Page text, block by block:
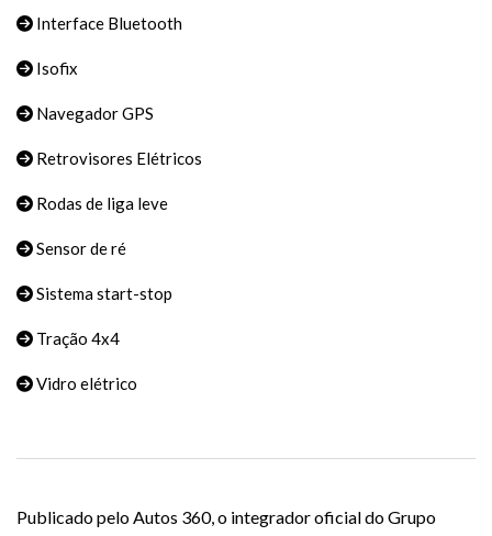
Interface Bluetooth
Isofix
Navegador GPS
Retrovisores Elétricos
Rodas de liga leve
Sensor de ré
Sistema start-stop
Tração 4x4
Vidro elétrico
Publicado pelo Autos 360, o integrador oficial do Grupo